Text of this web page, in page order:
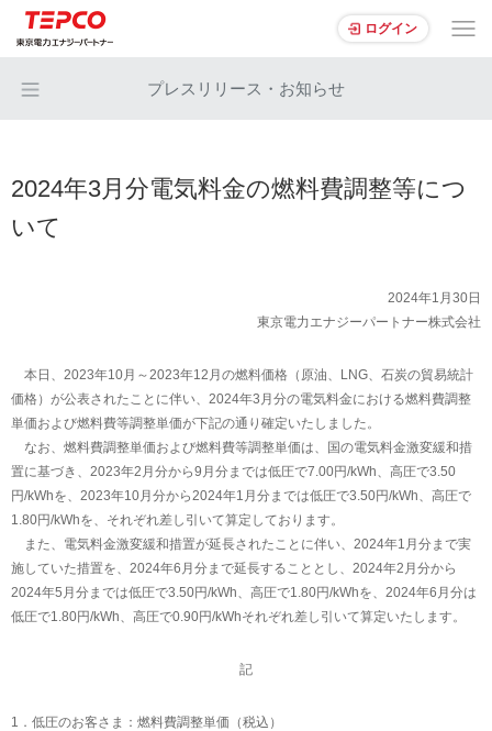
ログイン
プレスリリース・お知らせ
2024年3月分電気料金の燃料費調整等につ
いて
2024年1月30日
東京電力エナジーパートナー株式会社
本日、2023年10月～2023年12月の燃料価格（原油、LNG、石炭の貿易統計
価格）が公表されたことに伴い、2024年3月分の電気料金における燃料費調整
単価および燃料費等調整単価が下記の通り確定いたしました。
なお、燃料費調整単価および燃料費等調整単価は、国の電気料金激変緩和措
置に基づき、2023年2月分から9月分までは低圧で7.00円/kWh、高圧で3.50
円/kWhを、2023年10月分から2024年1月分までは低圧で3.50円/kWh、高圧で
1.80円/kWhを、それぞれ差し引いて算定しております。
また、電気料金激変緩和措置が延長されたことに伴い、2024年1月分まで実
施していた措置を、2024年6月分まで延長することとし、2024年2月分から
2024年5月分までは低圧で3.50円/kWh、高圧で1.80円/kWhを、2024年6月分は
低圧で1.80円/kWh、高圧で0.90円/kWhそれぞれ差し引いて算定いたします。
記
1．低圧のお客さま：燃料費調整単価（税込）